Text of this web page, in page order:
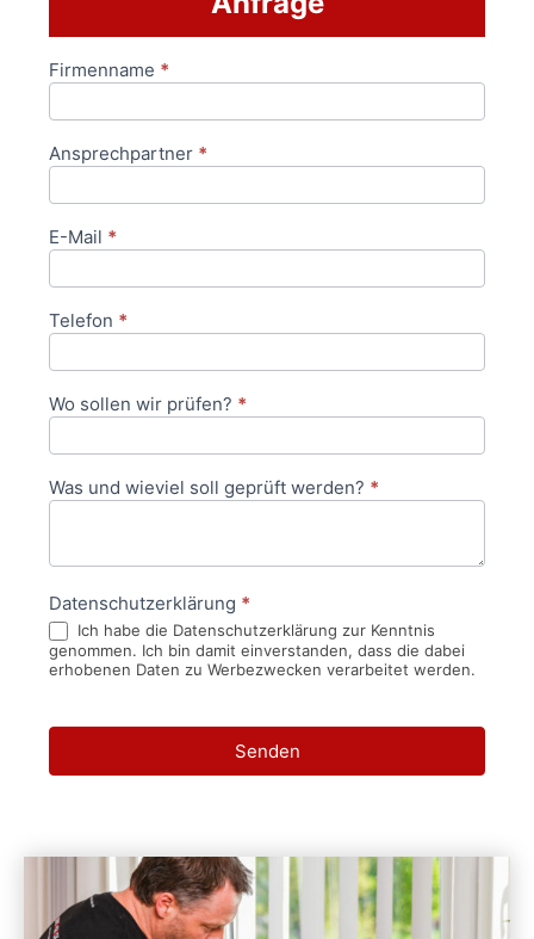
Anfrageformular
Firmenname *
Ansprechpartner *
E-Mail *
Telefon *
Wo sollen wir prüfen? *
Was und wieviel soll geprüft werden? *
Datenschutzerklärung *
Ich habe die Datenschutzerklärung zur Kenntnis
genommen. Ich bin damit einverstanden, dass die dabei
erhobenen Daten zu Werbezwecken verarbeitet werden.
Senden